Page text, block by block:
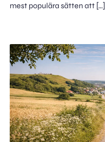
mest populära sätten att […]